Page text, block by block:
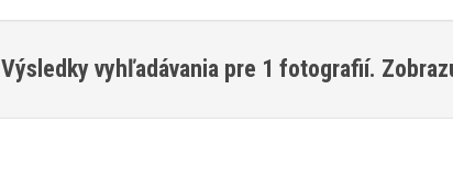
Výsledky vyhľadávania pre 1 fotografií.